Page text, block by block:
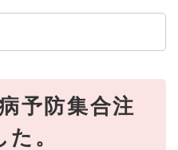
予防集合注
。